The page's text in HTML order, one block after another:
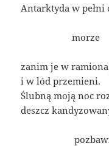
Antarktyda w pełni
____________morze
zanim je w
i w lód przemieni.
Ślubną moją noc
deszcz